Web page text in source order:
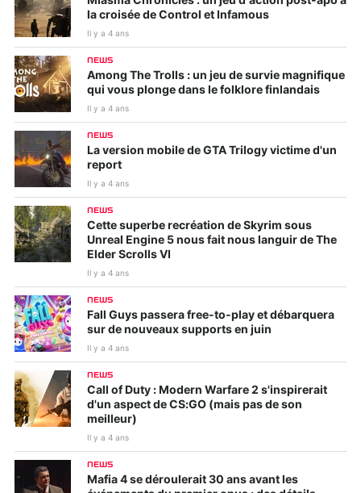
la croisée de Control et Infamous
Il y a 4 ans
NEWS
Among The Trolls : un jeu de survie magnifique
qui vous plonge dans le folklore finlandais
Il y a 4 ans
NEWS
La version mobile de GTA Trilogy victime d'un
report
Il y a 4 ans
NEWS
Cette superbe recréation de Skyrim sous
Unreal Engine 5 nous fait nous languir de The
Elder Scrolls VI
Il y a 4 ans
NEWS
Fall Guys passera free-to-play et débarquera
sur de nouveaux supports en juin
Il y a 4 ans
NEWS
Call of Duty : Modern Warfare 2 s'inspirerait
d'un aspect de CS:GO (mais pas de son
meilleur)
Il y a 4 ans
NEWS
Mafia 4 se déroulerait 30 ans avant les